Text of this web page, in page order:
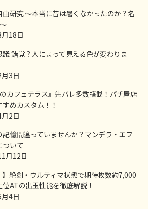
由研究 ～本当に昔は暑くなかったのか？名
18日
議 錯覚？人によって見える色が変わりま
3日
のカフェテラス』先バレ多数搭載！パチ屋店
すめカスタム！！
2日
記憶間違っていませんか？マンデラ・エフ
ついて
月12日
】絶剣・ウルティマ状態で期待枚数約7,000
位ATの出玉性能を徹底解説！
4日